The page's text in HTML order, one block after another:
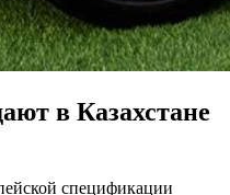
в Казахстане
спецификации